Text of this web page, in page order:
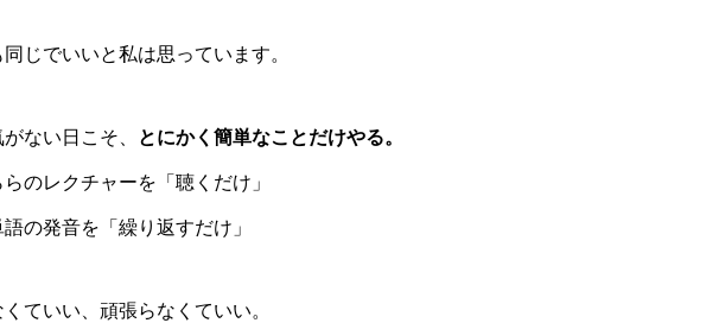
じでいいと私は思っています。
ない日こそ、 とにかく簡単なことだけやる。
らのレクチャーを「聴くだけ」
語の発音を「繰り返すだけ」
ていい、頑張らなくていい。